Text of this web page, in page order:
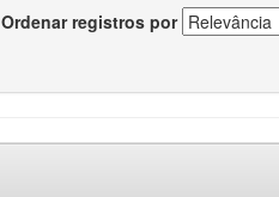
Ordenar registros por